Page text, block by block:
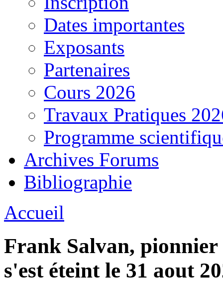
Dates importantes
Exposants
Partenaires
Cours 2026
Travaux Pratiques
Programme
Archives Forums
Bibliographie
Accueil
Frank Salvan,
s'est éteint le 31 aout